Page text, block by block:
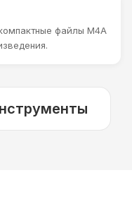
файлы M4A